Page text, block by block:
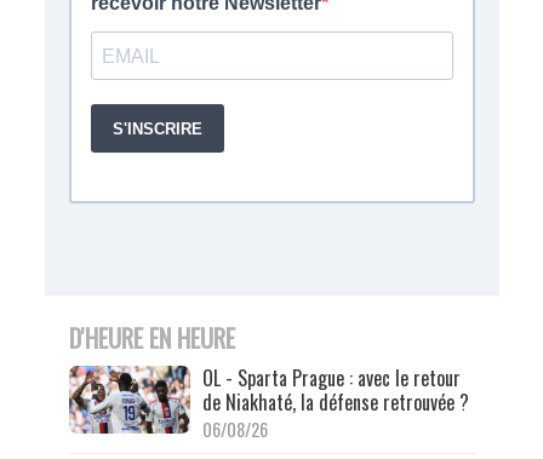
D'HEURE EN HEURE
OL - Sparta Prague : avec le retour
de Niakhaté, la défense retrouvée ?
06/08/26